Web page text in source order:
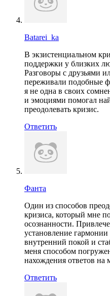
Batarei_ka
В экзистенциальном
поддержки у близких
Разговоры с друзьями
переживали подобные
я не одна в своих
и эмоциями помогал
преодолевать кризис.
Ответить
Фанта
Один из способов
кризиса, который мне
осознанности.
установление
внутренний покой и
меня способом
нахождения ответов
Ответить